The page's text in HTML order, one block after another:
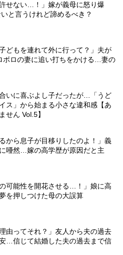
許せない…！」嫁が義母に怒り爆
と言うけれど諦めるべき？
どもを連れて外に行って？」夫が
ボロの妻に追い打ちをかける…妻の
いに喜ぶよし子だったが…「うど
ス」から始まる小さな違和感【あ
せん Vol.5】
から息子が目移りしたのよ！」義
唖然…嫁の高学歴が原因だと主
の可能性を開花させる…！」娘に高
を押しつけた母の大誤算
由ってそれ？」友人から夫の過去
…信じて結婚した夫の過去まで信